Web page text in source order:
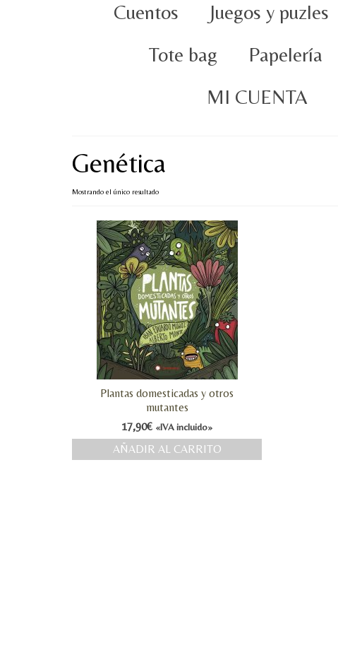
Cuentos Juegos y puzles
Tote bag
Papelería
MI CUENTA
Genética
Mostrando el único resultado
Plantas domesticadas y otros
mutantes
17,90€ «IVA incluido»
AÑADIR AL CARRITO